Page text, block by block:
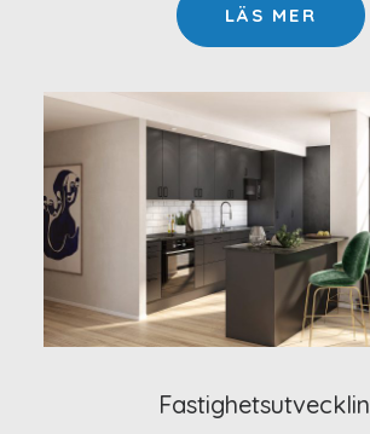
LÄS MER